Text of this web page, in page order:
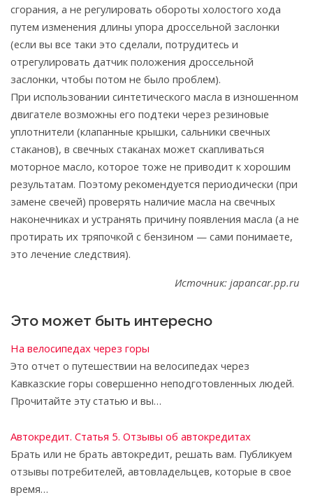
сгорания, а не регулировать обороты холостого хода
путем изменения длины упора дроссельной заслонки
(если вы все таки это сделали, потрудитесь и
отрегулировать датчик положения дроссельной
заслонки, чтобы потом не было проблем).
При использовании синтетического масла в изношенном
двигателе возможны его подтеки через резиновые
уплотнители (клапанные крышки, сальники свечных
стаканов), в свечных стаканах может скапливаться
моторное масло, которое тоже не приводит к хорошим
результатам. Поэтому рекомендуется периодически (при
замене свечей) проверять наличие масла на свечных
наконечниках и устранять причину появления масла (а не
протирать их тряпочкой с бензином — сами понимаете,
это лечение следствия).
Источник: japancar.pp.ru
Это может быть интересно
На велосипедах через горы
Это отчет о путешествии на велосипедах через
Кавказские горы совершенно неподготовленных людей.
Прочитайте эту статью и вы…
Автокредит. Статья 5. Отзывы об автокредитах
Брать или не брать автокредит, решать вам. Публикуем
отзывы потребителей, автовладельцев, которые в свое
время…